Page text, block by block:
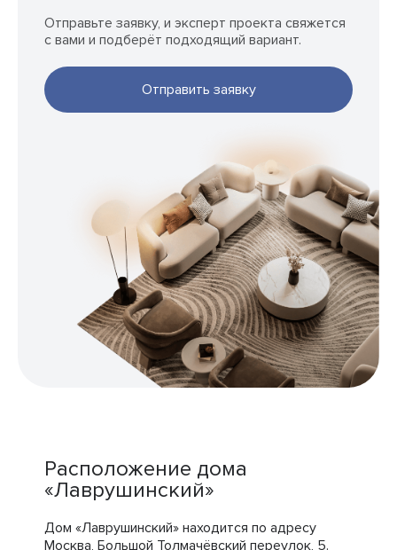
Отправьте заявку, и эксперт проекта свяжется
с вами и подберёт подходящий вариант.
Отправить заявку
Расположение дома
«Лаврушинский»
Дом «Лаврушинский» находится по адресу
Москва, Большой Толмачёвский переулок, 5.